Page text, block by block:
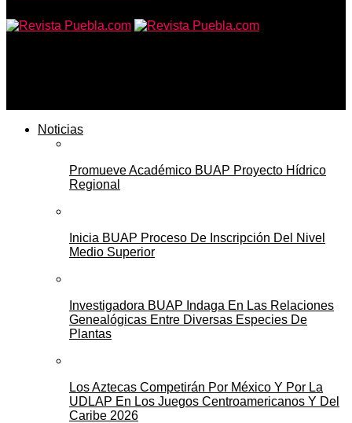
Noticias
Promueve Académico BUAP Proyecto Hídrico
Regional
Inicia BUAP Proceso De Inscripción Del Nivel
Medio Superior
Investigadora BUAP Indaga En Las Relaciones
Genealógicas Entre Diversas Especies De
Plantas
Los Aztecas Competirán Por México Y Por La
UDLAP En Los Juegos Centroamericanos Y Del
Caribe 2026